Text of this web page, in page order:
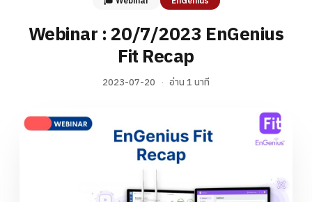
Webinar : 20/7/2023 EnGenius
Fit Recap
2023-07-20 · อ่าน 1 นาที